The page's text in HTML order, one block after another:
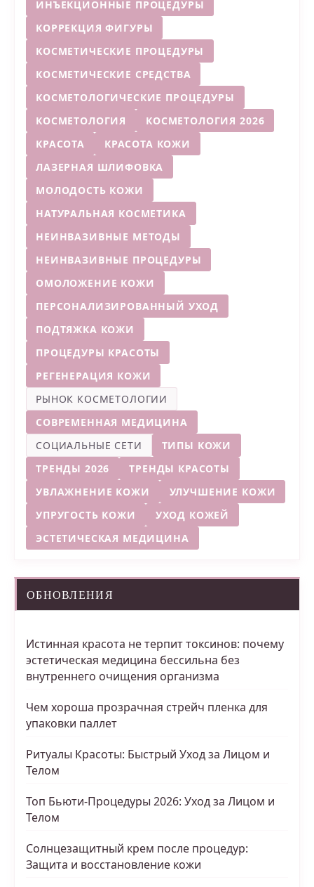
ИНЪЕКЦИОННЫЕ ПРОЦЕДУРЫ
КОРРЕКЦИЯ ФИГУРЫ
КОСМЕТИЧЕСКИЕ ПРОЦЕДУРЫ
КОСМЕТИЧЕСКИЕ СРЕДСТВА
КОСМЕТОЛОГИЧЕСКИЕ ПРОЦЕДУРЫ
КОСМЕТОЛОГИЯ
КОСМЕТОЛОГИЯ 2026
КРАСОТА
КРАСОТА КОЖИ
ЛАЗЕРНАЯ ШЛИФОВКА
МОЛОДОСТЬ КОЖИ
НАТУРАЛЬНАЯ КОСМЕТИКА
НЕИНВАЗИВНЫЕ МЕТОДЫ
НЕИНВАЗИВНЫЕ ПРОЦЕДУРЫ
ОМОЛОЖЕНИЕ КОЖИ
ПЕРСОНАЛИЗИРОВАННЫЙ УХОД
ПОДТЯЖКА КОЖИ
ПРОЦЕДУРЫ КРАСОТЫ
РЕГЕНЕРАЦИЯ КОЖИ
РЫНОК КОСМЕТОЛОГИИ
СОВРЕМЕННАЯ МЕДИЦИНА
СОЦИАЛЬНЫЕ СЕТИ
ТИПЫ КОЖИ
ТРЕНДЫ 2026
ТРЕНДЫ КРАСОТЫ
УВЛАЖНЕНИЕ КОЖИ
УЛУЧШЕНИЕ КОЖИ
УПРУГОСТЬ КОЖИ
УХОД КОЖЕЙ
ЭСТЕТИЧЕСКАЯ МЕДИЦИНА
ОБНОВЛЕНИЯ
Истинная красота не терпит токсинов: почему
эстетическая медицина бессильна без
внутреннего очищения организма
Чем хороша прозрачная стрейч пленка для
упаковки паллет
Ритуалы Красоты: Быстрый Уход за Лицом и
Телом
Топ Бьюти-Процедуры 2026: Уход за Лицом и
Телом
Солнцезащитный крем после процедур:
Защита и восстановление кожи